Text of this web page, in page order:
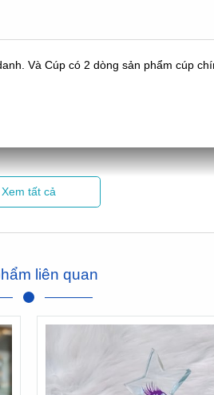
Và Cúp có 2 dòng sản phẩm cúp
làm cho hội thao Sacombank
về chúng tôi tại đây:Click xem
thay đổi được. Khách hàng chỉ
Xem tất cả
liên quan